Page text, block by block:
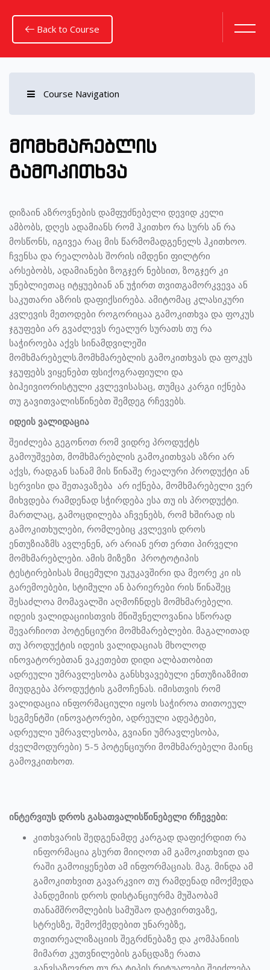
Back to Course
Course Navigation
გადადი მთავარ შინაარსზე
მომხმარებლის
გამოკითხვა
დიზაინ აზროვნების დამფუძნებელი დევიდ კელი
ამბობს, დღეს ადამიანს რომ ჰკითხო რა სურს ან რა
მოსწონს, იგივეა რაც მის წარმომადგენელს ჰკითხოო.
ჩვენსა და რეალობას შორის იმდენი ფილტრი
არსებობს, ადამიანები ზოგჯერ ნებსით, ზოგჯერ კი
უნებლიეთაც იტყუებიან ან უჭირთ თვითგამორკვევა ან
საკუთარი აზრის დაფიქსირება. ამიტომაც კლასიკური
კვლევის მეთოდები როგორიცაა გამოკითხვა და ფოკუს
ჯგუფები არ გვაძლევს რეალურ სურათს თუ რა
საჭიროება აქვს სინამდვილეში
მომხმარებელს.მომხმარებლის გამოკითხვას და ფოკუს
ჯგუფებს ვიყენებთ ფსიქოგრაფიული და
ბიჰეივიორისტული კვლევისასაც, თუმცა კარგი იქნება
თუ გავითვალისწინებთ შემდეგ რჩევებს.
იდეის ვალიდაცია
შეიძლება გეგონოთ რომ ვიდრე პროდუქტს
გამოუშვებთ, მომხმარებლის გამოკითხვას აზრი არ
აქვს, რადგან სანამ მის წინაშე რეალური პროდუქტი ან
სერვისი და შეთავაზება არ იქნება, მომხმარებელი ვერ
მიხვდება რამდენად სჭირდება ესა თუ ის პროდუქტი.
მართლაც, გამოცდილება აჩვენებს, რომ ხშირად ის
გამოკითხულები, რომლებიც კვლევის დროს
ენთუზიაზმს ავლენენ, არ არიან ერთ ერთი პირველი
მომხმარებლები. ამის მიზეზი პროტოტიპის
ტესტირებისას მიცემული უკუკავშირი და მეორე კი ის
გარემოებები, სტიმული ან ბარიერები რის წინაშეც
შესაძლოა მომავალში აღმოჩნდეს მომხმარებელი.
იდეის ვალიდაციისთვის მნიშვნელოვანია სწორად
შევარჩიოთ პოტენციური მომხმარებლები. მაგალითად
თუ პროდუქტის იდეის ვალიდაციას მხოლოდ
ინოვატორებთან ვაკეთებთ დიდი ალბათობით
ადრეული უმრავლესობა განსხვავებული ენთუზიაზმით
მიუდგება პროდუქტის გამოჩენას. იმისთვის რომ
ვალიდაცია ინფორმაციული იყოს საჭიროა თითოეულ
სეგმენტში (ინოვატორები, ადრეული ადეპტები,
ადრეული უმრავლესობა, გვიანი უმრავლესობა,
ძველმოდურები) 5-5 პოტენციური მომხმარებელი მაინც
გამოვკითხოთ.
ინტერვიუს დროს გასათვალისწინებელი რჩევები:
კითხვარის შედგენამდე კარგად დაფიქრდით რა
ინფორმაცია გსურთ მიიღოთ ამ გამოკითხვით და
რაში გამოიყენებთ ამ ინფორმაციას. მაგ. მინდა ამ
გამოკითხვით გავარკვიო თუ რამდენად იმოქმედა
პანდემიის დროს დისტანციურმა მუშაობამ
თანამშრომლების სამუშაო დატვირთვაზე,
სტრესზე, შემოქმედებით უნარებზე,
თვითრეალიზაციის შეგრძნებაზე და კომპანიის
მიმართ კუთვნილების განცდაზე რათა
განვსაზღვრო თუ რა ტიპის რიტუალები შეიძლება